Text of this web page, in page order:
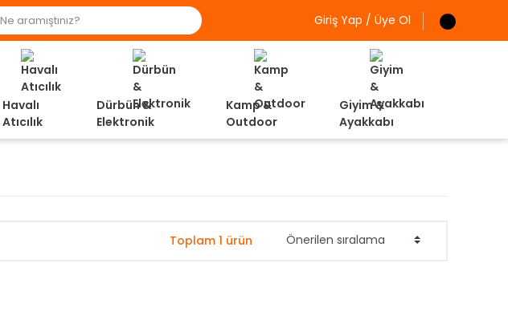
Giriş Yap / Üye Ol
Havalı
Atıcılık
Dürbün &
Elektronik
Kamp &
Outdoor
Giyim &
Ayakkabı
Toplam 1 ürün